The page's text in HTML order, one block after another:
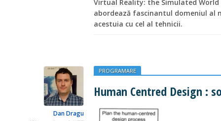
Virtual Reality: the Simulated World
abordează fascinantul domeniul al
acestuia cu cel al tehnicii.
Dan Dragu
PROGRAMARE
Human Centred Design :